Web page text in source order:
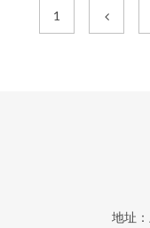
1
地址